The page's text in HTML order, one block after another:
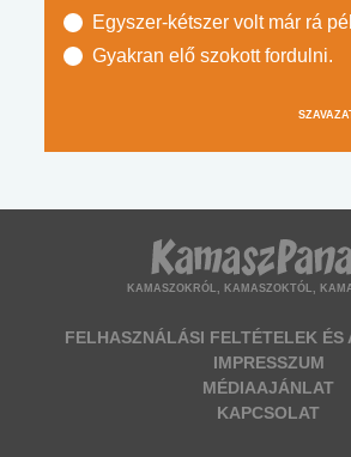
Egyszer-kétszer volt már rá
Gyakran elő szokott fordulni.
KAMASZOKRÓL, KAMASZOKTÓL,
FELHASZNÁLÁSI FELTÉTELEK ÉS
IMPRESSZUM
MÉDIAAJÁNLAT
KAPCSOLAT